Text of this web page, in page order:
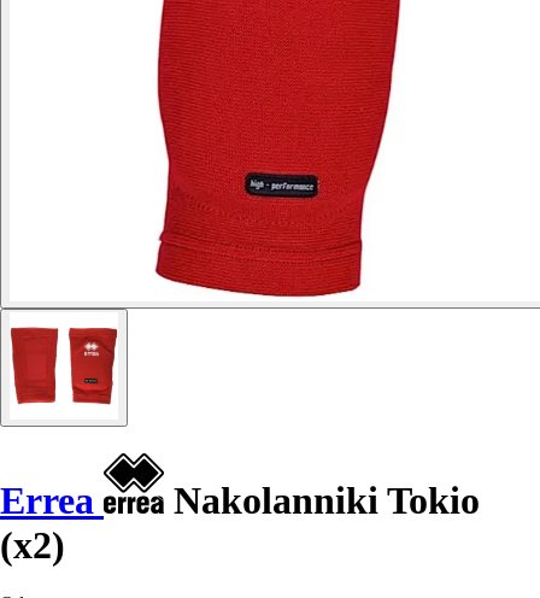
Errea
Nakolanniki Tokio
(x2)